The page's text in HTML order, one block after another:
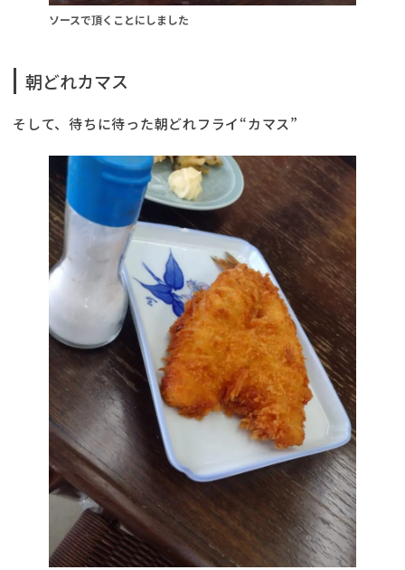
ソースで頂くことにしました
朝どれカマス
そして、待ちに待った朝どれフライ“カマス”